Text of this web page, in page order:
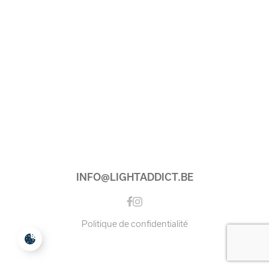
INFO@LIGHTADDICT.BE
Politique de confidentialité